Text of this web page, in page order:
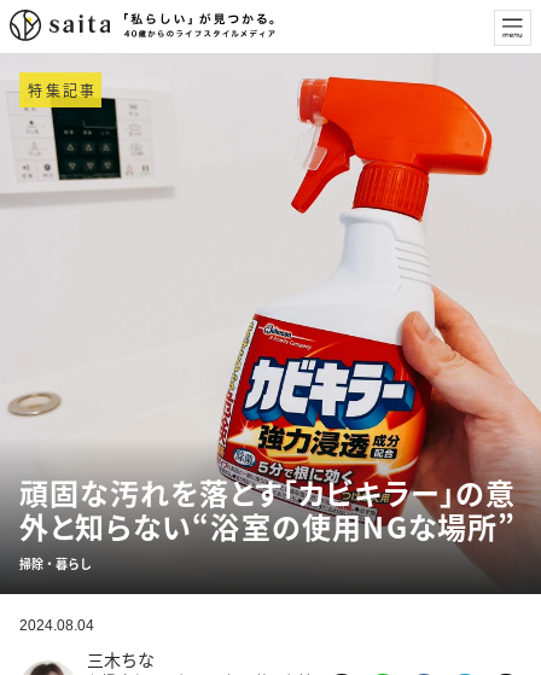
特集記事
頑固な汚れを落とす「カビキラー」の意
外と知らない“浴室の使用NGな場所”
掃除・暮らし
2024.08.04
三木ちな